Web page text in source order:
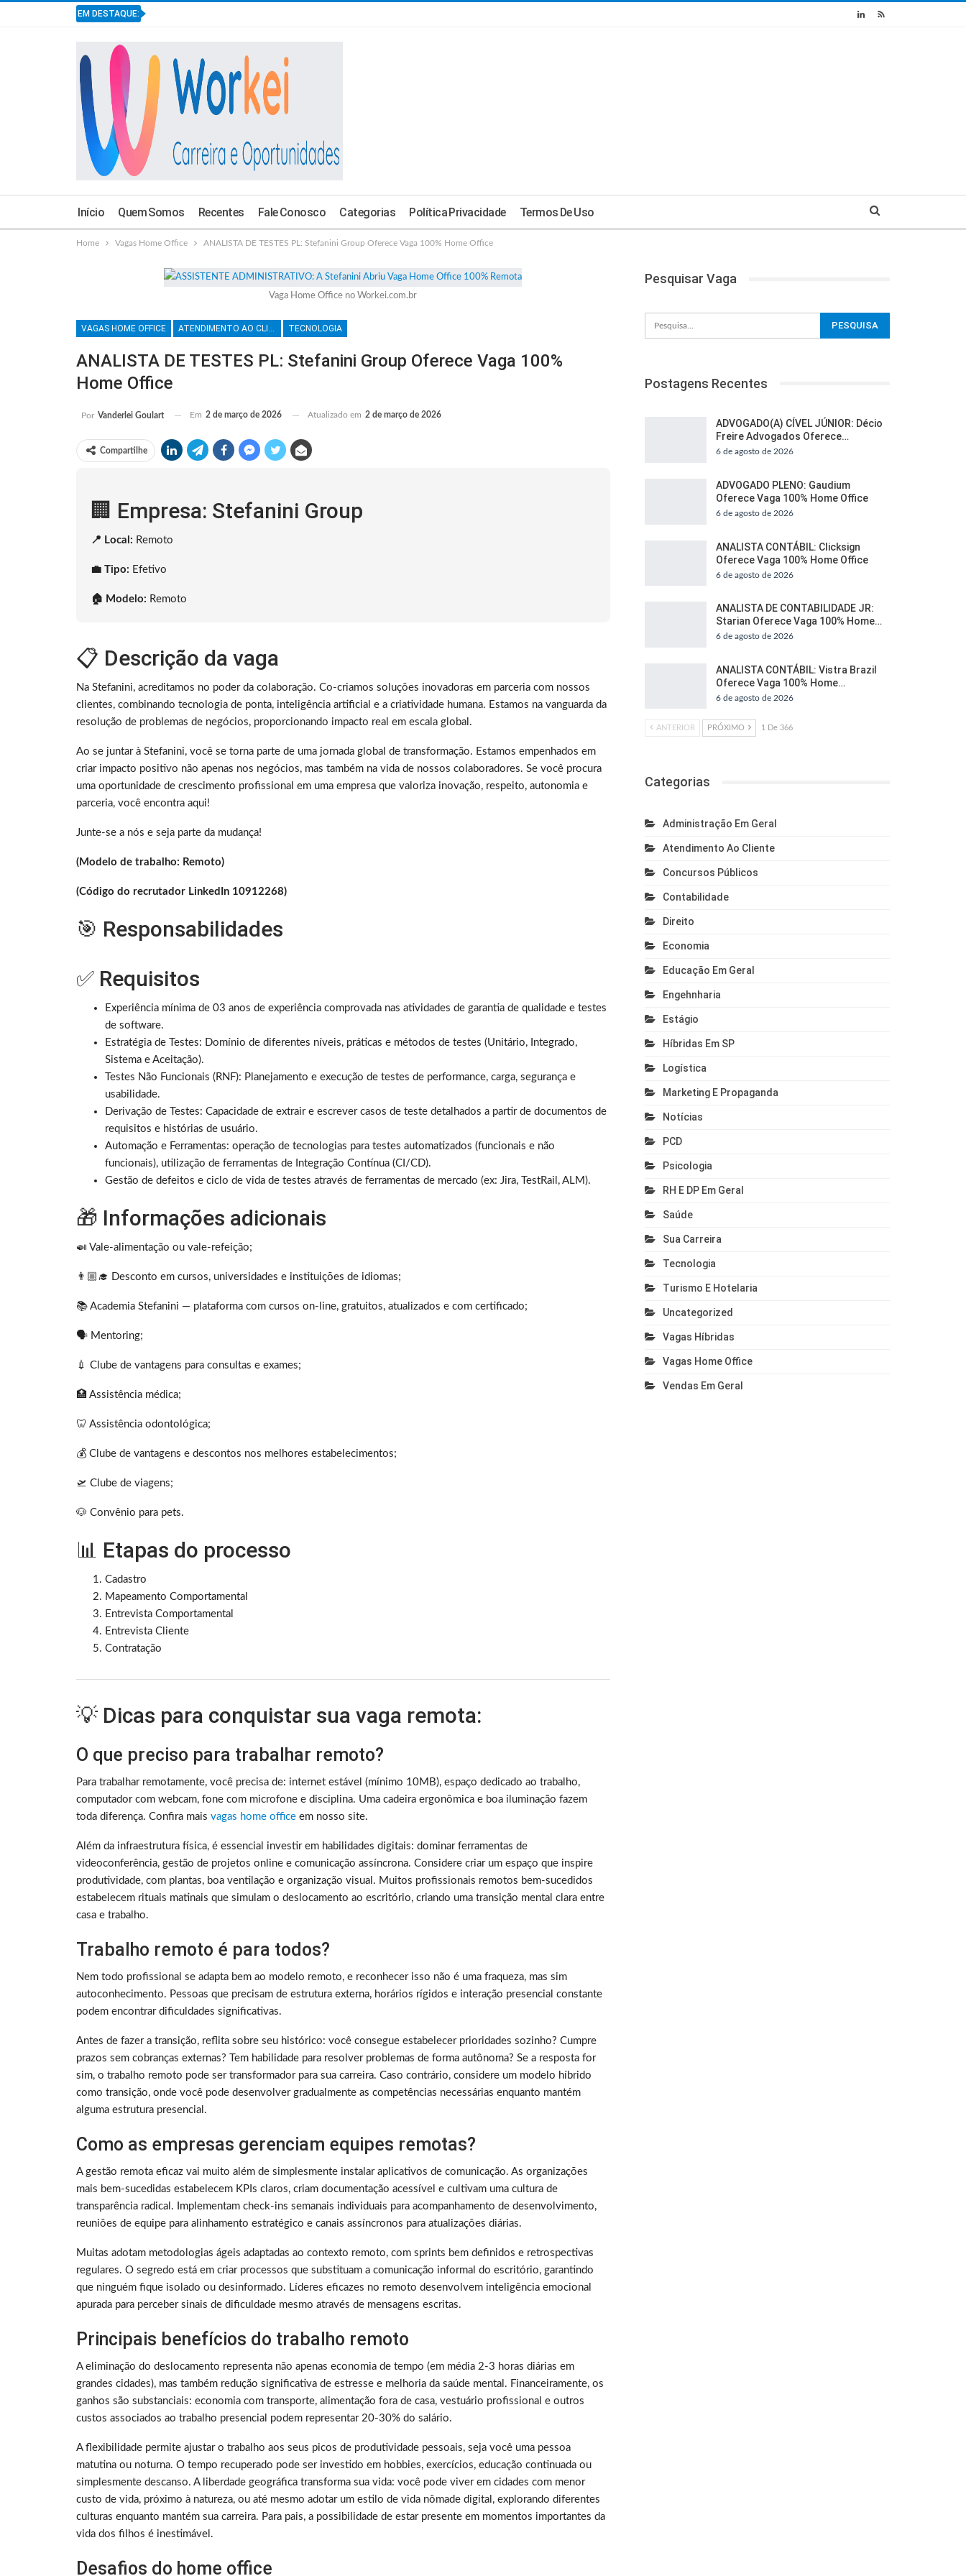
EM DESTAQUE:
Início Quem Somos Recentes Fale Conosco Categorias Política Privacidade Termos De Uso
Home Vagas Home Office ANALISTA DE TESTES PL: Stefanini Group Oferece Vaga 100% Home Office
Vaga Home Office no Workei.com.br
VAGAS HOME OFFICE ATENDIMENTO AO CLIENTE TECNOLOGIA
ANALISTA DE TESTES PL: Stefanini Group Oferece Vaga 100%
Home Office
Por Vanderlei Goulart Em 2 de março de 2026 Atualizado em 2 de março de 2026
Compartilhe
🏢 Empresa: Stefanini Group
📍 Local: Remoto
💼 Tipo: Efetivo
🏠 Modelo: Remoto
📋 Descrição da vaga
Na Stefanini, acreditamos no poder da colaboração. Co-criamos soluções inovadoras em parceria com nossos
clientes, combinando tecnologia de ponta, inteligência artificial e a criatividade humana. Estamos na vanguarda da
resolução de problemas de negócios, proporcionando impacto real em escala global.
Ao se juntar à Stefanini, você se torna parte de uma jornada global de transformação. Estamos empenhados em
criar impacto positivo não apenas nos negócios, mas também na vida de nossos colaboradores. Se você procura
uma oportunidade de crescimento profissional em uma empresa que valoriza inovação, respeito, autonomia e
parceria, você encontra aqui!
Junte-se a nós e seja parte da mudança!
(Modelo de trabalho: Remoto)
(Código do recrutador LinkedIn 10912268)
🎯 Responsabilidades
✅ Requisitos
Experiência mínima de 03 anos de experiência comprovada nas atividades de garantia de qualidade e testes
de software.
Estratégia de Testes: Domínio de diferentes níveis, práticas e métodos de testes (Unitário, Integrado,
Sistema e Aceitação).
Testes Não Funcionais (RNF): Planejamento e execução de testes de performance, carga, segurança e
usabilidade.
Derivação de Testes: Capacidade de extrair e escrever casos de teste detalhados a partir de documentos de
requisitos e histórias de usuário.
Automação e Ferramentas: operação de tecnologias para testes automatizados (funcionais e não
funcionais), utilização de ferramentas de Integração Contínua (CI/CD).
Gestão de defeitos e ciclo de vida de testes através de ferramentas de mercado (ex: Jira, TestRail, ALM).
🎁 Informações adicionais
🍛 Vale-alimentação ou vale-refeição;
👨🏼‍🎓 Desconto em cursos, universidades e instituições de idiomas;
📚 Academia Stefanini — plataforma com cursos on-line, gratuitos, atualizados e com certificado;
🗣 Mentoring;
💉 Clube de vantagens para consultas e exames;
🏥 Assistência médica;
🦷 Assistência odontológica;
💰 Clube de vantagens e descontos nos melhores estabelecimentos;
🛫 Clube de viagens;
🐶 Convênio para pets.
📊 Etapas do processo
Cadastro
Mapeamento Comportamental
Entrevista Comportamental
Entrevista Cliente
Contratação
💡 Dicas para conquistar sua vaga remota:
O que preciso para trabalhar remoto?
Para trabalhar remotamente, você precisa de: internet estável (mínimo 10MB), espaço dedicado ao trabalho,
computador com webcam, fone com microfone e disciplina. Uma cadeira ergonômica e boa iluminação fazem
toda diferença. Confira mais vagas home office em nosso site.
Além da infraestrutura física, é essencial investir em habilidades digitais: dominar ferramentas de
videoconferência, gestão de projetos online e comunicação assíncrona. Considere criar um espaço que inspire
produtividade, com plantas, boa ventilação e organização visual. Muitos profissionais remotos bem-sucedidos
estabelecem rituais matinais que simulam o deslocamento ao escritório, criando uma transição mental clara entre
casa e trabalho.
Trabalho remoto é para todos?
Nem todo profissional se adapta bem ao modelo remoto, e reconhecer isso não é uma fraqueza, mas sim
autoconhecimento. Pessoas que precisam de estrutura externa, horários rígidos e interação presencial constante
podem encontrar dificuldades significativas.
Antes de fazer a transição, reflita sobre seu histórico: você consegue estabelecer prioridades sozinho? Cumpre
prazos sem cobranças externas? Tem habilidade para resolver problemas de forma autônoma? Se a resposta for
sim, o trabalho remoto pode ser transformador para sua carreira. Caso contrário, considere um modelo híbrido
como transição, onde você pode desenvolver gradualmente as competências necessárias enquanto mantém
alguma estrutura presencial.
Como as empresas gerenciam equipes remotas?
A gestão remota eficaz vai muito além de simplesmente instalar aplicativos de comunicação. As organizações
mais bem-sucedidas estabelecem KPIs claros, criam documentação acessível e cultivam uma cultura de
transparência radical. Implementam check-ins semanais individuais para acompanhamento de desenvolvimento,
reuniões de equipe para alinhamento estratégico e canais assíncronos para atualizações diárias.
Muitas adotam metodologias ágeis adaptadas ao contexto remoto, com sprints bem definidos e retrospectivas
regulares. O segredo está em criar processos que substituam a comunicação informal do escritório, garantindo
que ninguém fique isolado ou desinformado. Líderes eficazes no remoto desenvolvem inteligência emocional
apurada para perceber sinais de dificuldade mesmo através de mensagens escritas.
Principais benefícios do trabalho remoto
A eliminação do deslocamento representa não apenas economia de tempo (em média 2-3 horas diárias em
grandes cidades), mas também redução significativa de estresse e melhoria da saúde mental. Financeiramente, os
ganhos são substanciais: economia com transporte, alimentação fora de casa, vestuário profissional e outros
custos associados ao trabalho presencial podem representar 20-30% do salário.
A flexibilidade permite ajustar o trabalho aos seus picos de produtividade pessoais, seja você uma pessoa
matutina ou noturna. O tempo recuperado pode ser investido em hobbies, exercícios, educação continuada ou
simplesmente descanso. A liberdade geográfica transforma sua vida: você pode viver em cidades com menor
custo de vida, próximo à natureza, ou até mesmo adotar um estilo de vida nômade digital, explorando diferentes
culturas enquanto mantém sua carreira. Para pais, a possibilidade de estar presente em momentos importantes da
vida dos filhos é inestimável.
Desafios do home office
Pesquisar Vaga
Postagens Recentes
ADVOGADO(A) CÍVEL JÚNIOR: Décio
Freire Advogados Oferece…
6 de agosto de 2026
ADVOGADO PLENO: Gaudium
Oferece Vaga 100% Home Office
6 de agosto de 2026
ANALISTA CONTÁBIL: Clicksign
Oferece Vaga 100% Home Office
6 de agosto de 2026
ANALISTA DE CONTABILIDADE JR:
Starian Oferece Vaga 100% Home…
6 de agosto de 2026
ANALISTA CONTÁBIL: Vistra Brazil
Oferece Vaga 100% Home…
6 de agosto de 2026
ANTERIOR PRÓXIMO 1 De 366
Categorias
Administração Em Geral
Atendimento Ao Cliente
Concursos Públicos
Contabilidade
Direito
Economia
Educação Em Geral
Engehnharia
Estágio
Híbridas Em SP
Logística
Marketing E Propaganda
Notícias
PCD
Psicologia
RH E DP Em Geral
Saúde
Sua Carreira
Tecnologia
Turismo E Hotelaria
Uncategorized
Vagas Híbridas
Vagas Home Office
Vendas Em Geral